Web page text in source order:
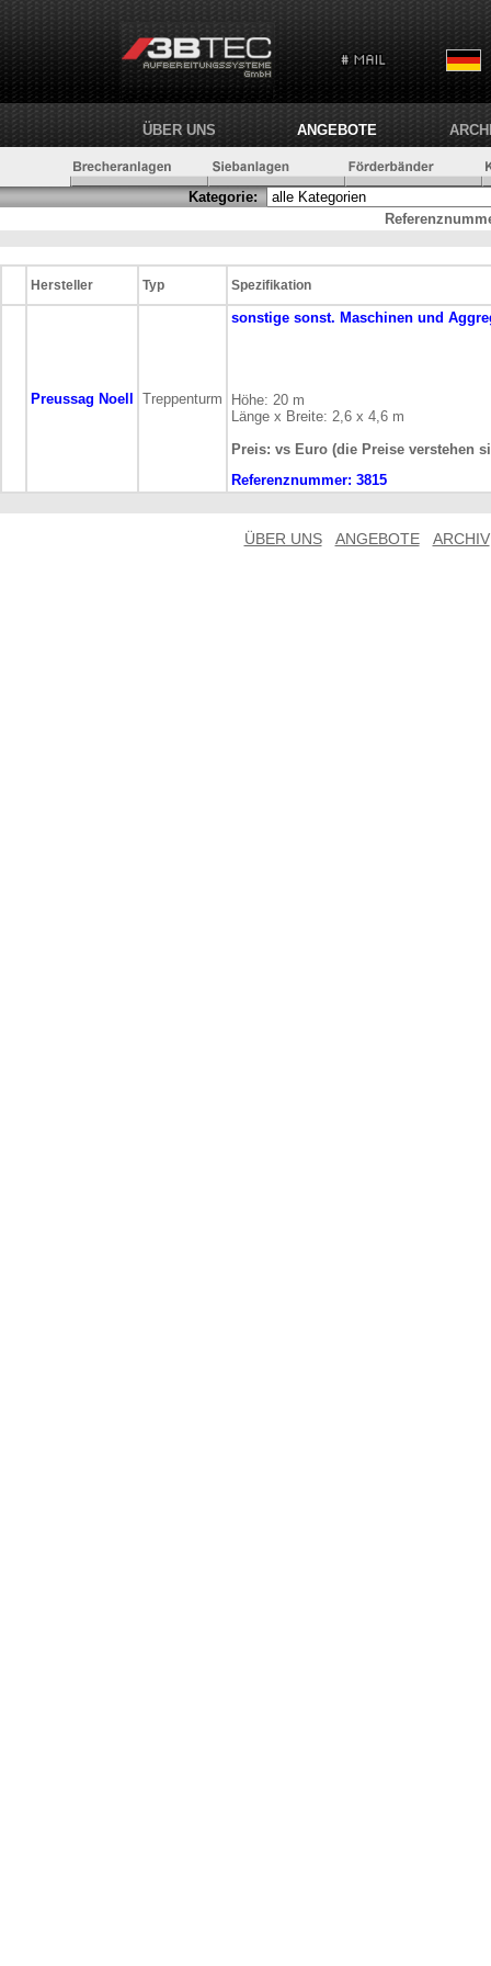
ÜBER UNS ANGEBOTE
Kategorie:
Hersteller Typ Spezifikation
Preussag Noell Treppenturm
sonstige sonst. Maschinen und
Höhe: 20 m
Länge x Breite: 2,6 x 4,6 m
Preis: vs Euro (die Preise verstehen
Referenznummer: 3815
ÜBER UNS ANGEBOTE ARCHIV